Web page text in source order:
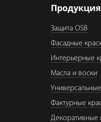
Продукция
Защита OSB
Фасадные
Интерьерные
Масла и воски
Фактурные
Декоративные